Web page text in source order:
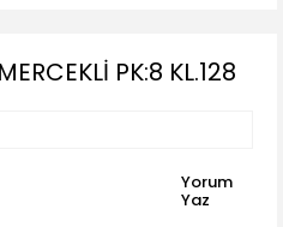
PK:8 KL.128
Yorum
Yaz